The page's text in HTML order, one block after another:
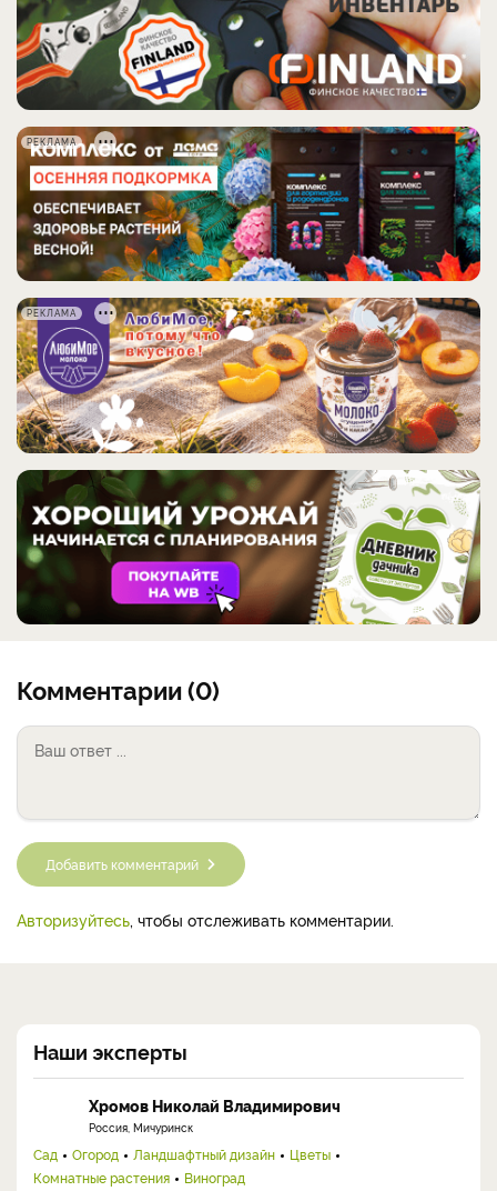
РЕКЛАМА
РЕКЛАМА
Комментарии (0)
Добавить комментарий
Авторизуйтесь, чтобы отслеживать комментарии.
Наши эксперты
Хромов Николай Владимирович
Россия, Мичуринск
Сад Огород Ландшафтный дизайн
Цветы
Комнатные растения
Виноград